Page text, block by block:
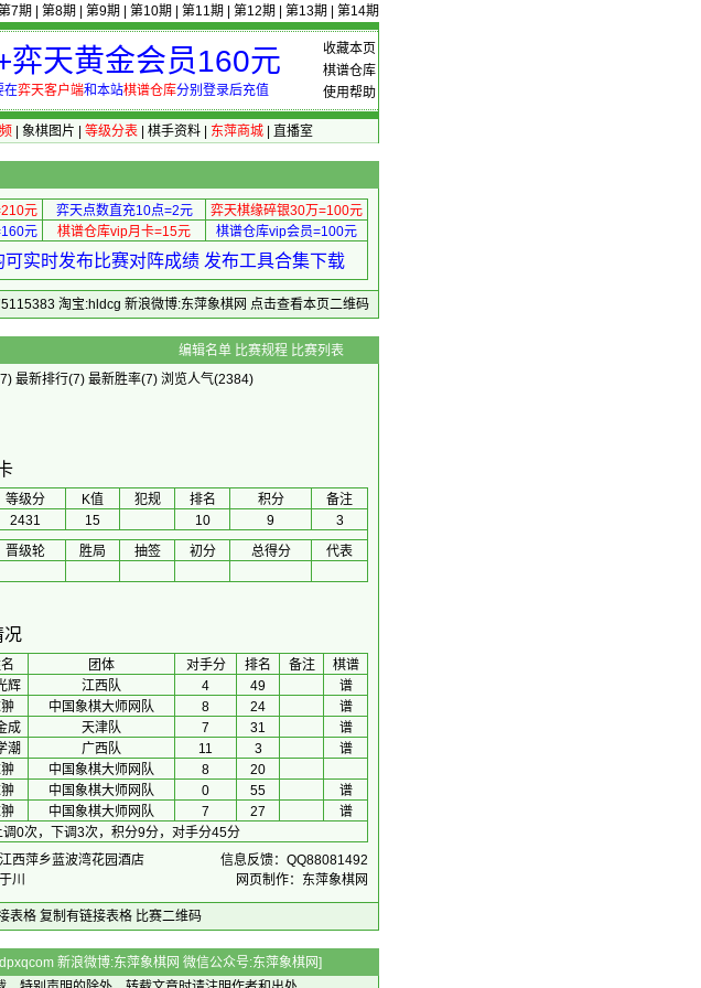
7期 第8期 第9期 第10期 第11期 第12期 第13期 第14期
收藏本页
棋谱仓库
使用帮助
天黄金会员160元
在弈天客户端和本站棋谱仓库分别登录后充值
象棋图片 等级分表| 棋手资料| 东萍商城| 直播室
元 弈天点数直充10点=2元
弈天棋缘碎银30万=100元
元 棋谱仓库vip月卡=15元 棋谱仓库vip会员=100元
实时发布比赛对阵成绩 发布工具合集下载
淘宝:hldcg 新浪微博:东萍象棋网 点击查看本页二维码
棋团体赛男子组 编辑名单 比赛规程 比赛列表
最新排行(7) 最新胜率(7) 浏览人气(2384)
等级分 K值 犯规 排名 积分
备注
2431 15 10 9
3
晋级轮 胜局 抽签 初分 总得分 代表
况
团体 对手分 排名 备注
棋谱
辉 江西队 4 49
谱
中国象棋大师网队 8 24
谱
成 天津队 7 31
谱
潮 广西队 11 3
谱
中国象棋大师网队 8
20
中国象棋大师网队 0 55
谱
中国象棋大师网队 7 27
谱
0次，下调3次，积分9分，对手分45分
西萍乡蓝波湾花园酒店
信息反馈：QQ88081492
川 网页制作：东萍象棋网
表格 复制有链接表格 比赛二维码
新浪微博:东萍象棋网 微信公众号:东萍象棋网]